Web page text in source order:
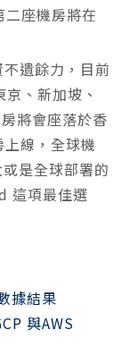
座機房將在
遺餘力，目前
、新加坡、
將會座落於香
線，全球機
是全球部署的
這項最佳選
據結果
與AWS